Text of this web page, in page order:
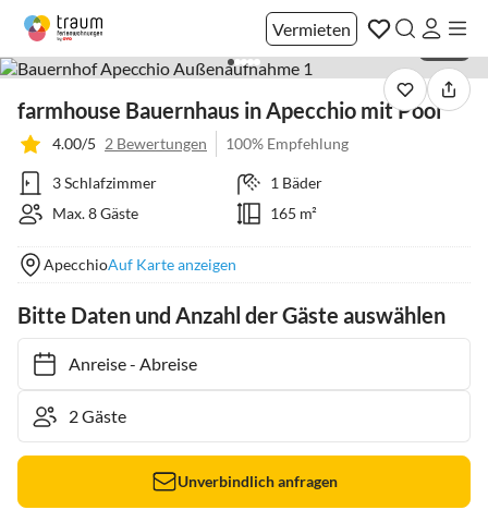
Vermieten
farmhouse Bauernhaus in Apecchio mit Pool
4.00/5 2 Bewertungen 100% Empfehlung
3 Schlafzimmer
1 Bäder
Max. 8 Gäste
165 m²
ApecchioAuf Karte anzeigen
Bitte Daten und Anzahl der Gäste auswählen
Anreise- Abreise
Unverbindlich anfragen